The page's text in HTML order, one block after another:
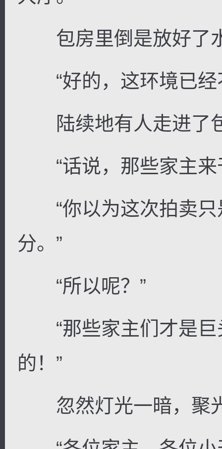
包房里倒是放好了
“好的，这环境已经
陆续地有人走进了
“话说，那些家主来
“你以为这次拍卖只
分。”
“所以呢？”
“那些家主们才是巨
的！”
忽然灯光一暗，聚